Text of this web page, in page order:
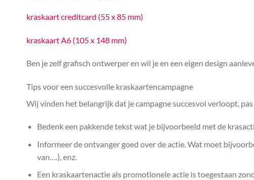
kraskaart creditcard (55 x 85 mm)
kraskaart A6 (105 x 148 mm)
Ben je zelf grafisch ontwerper en wil je en een eigen design
Tips voor een succesvolle kraskaartencampagne
Wij vinden het belangrijk dat je campagne succesvol verloopt,
Bedenk een pakkende tekst wat je bijvoorbeeld met de
Informeer de ontvanger goed over de actie. Wat moet
van….), enz.
Een kraskaartenactie als promotionele actie is toegestaan